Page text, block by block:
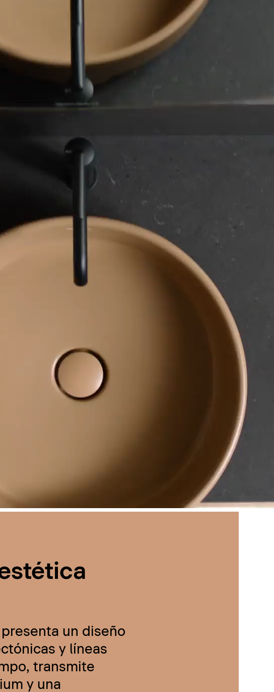
un diseño
y líneas
transmite
y una